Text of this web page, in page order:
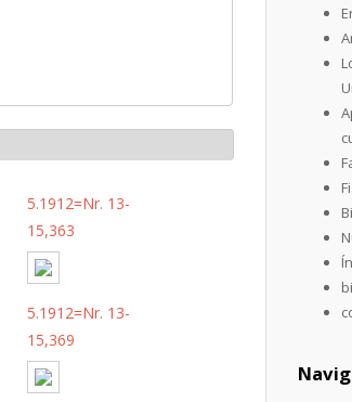
5.1912=Nr. 13-
15,363
5.1912=Nr. 13-
15,369